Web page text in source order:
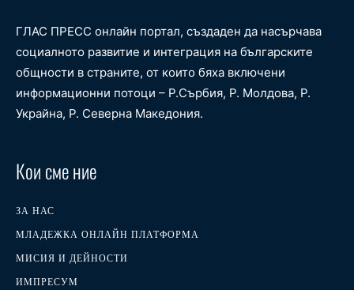
ГЛАС ПРЕСС онлайн портал, създаден да насърчава
социалното развитие и интеграция на българските
общности в страните, от които бяха включени
информационни потоци – Р.Сърбия, Р. Молдова, Р.
Украйна, Р. Северна Македония.
Кои сме ние
ЗА НАС
МЛАДЕЖКА ОНЛАЙН ПЛАТФОРМА
МИСИЯ И ДЕЙНОСТИ
ИМПРЕСУМ